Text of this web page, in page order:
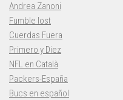
Andrea Zanoni
Fumble lost
Cuerdas Fuera
Primero y Diez
NFL en Català
Packers-España
Bucs en español